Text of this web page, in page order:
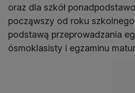
oraz dla szkół
począwszy od roku
podstawą przeprowadzania
ósmoklasisty i egzaminu